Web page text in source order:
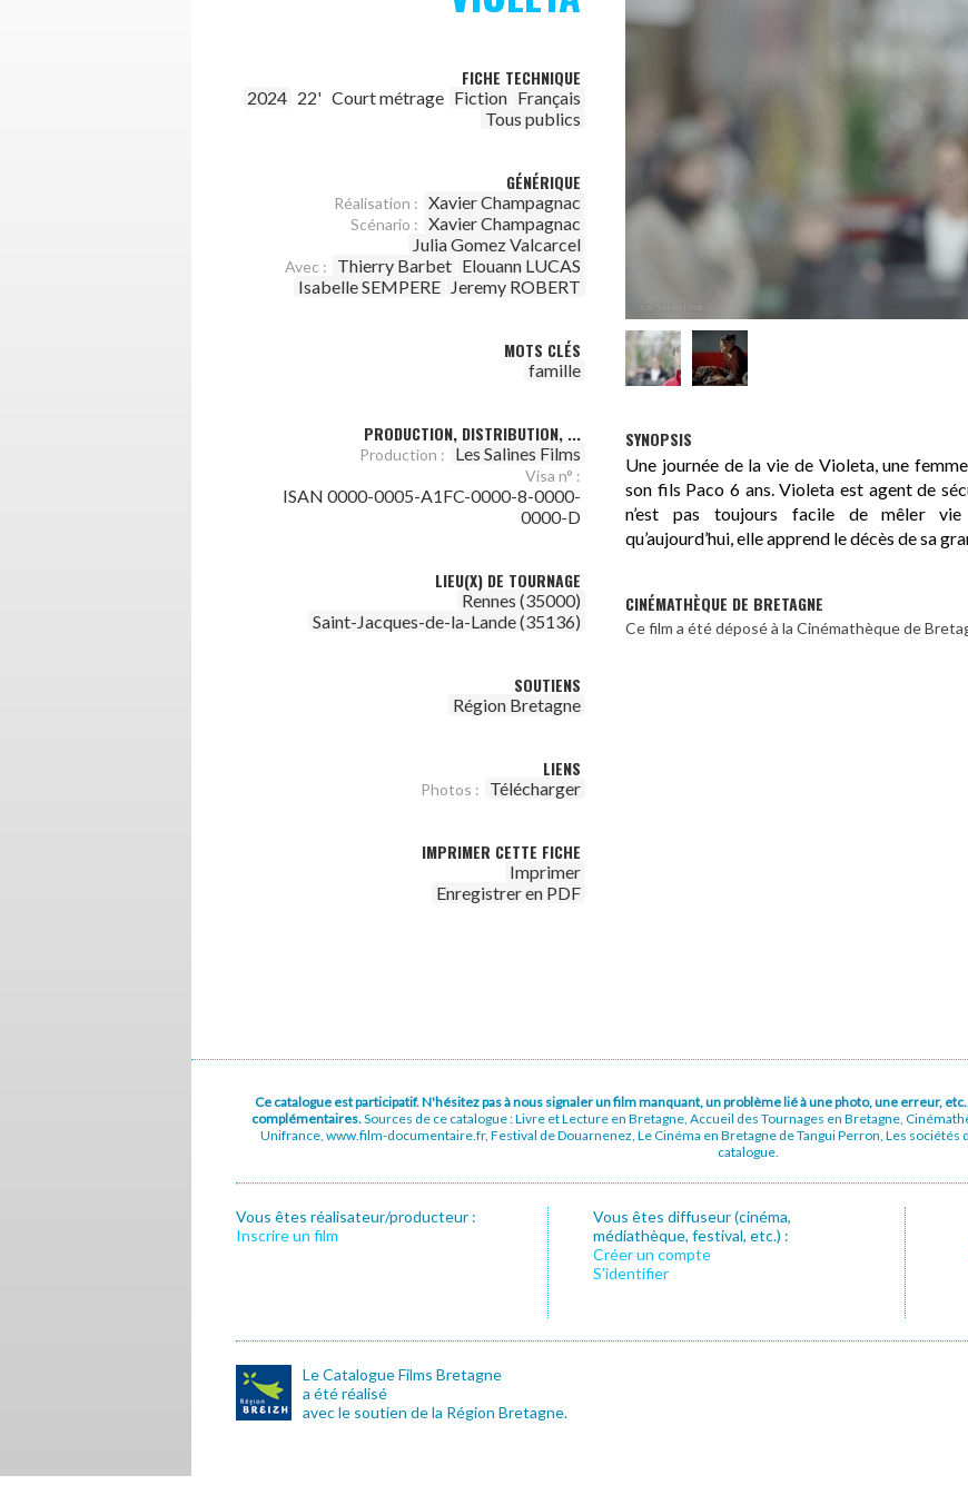
FICHE TECHNIQUE
2024 22' Court métrage Fiction Français
Tous publics
GÉNÉRIQUE
Réalisation : Xavier Champagnac
Scénario : Xavier Champagnac
Julia Gomez Valcarcel
Avec : Thierry Barbet Elouann LUCAS
Isabelle SEMPERE Jeremy ROBERT
MOTS CLÉS
famille
PRODUCTION, DISTRIBUTION, ...
Production : Les Salines Films
Visa n° :
ISAN 0000-0005-A1FC-0000-8-0000-
0000-D
LIEU(X) DE TOURNAGE
Rennes (35000)
Saint-Jacques-de-la-Lande (35136)
SOUTIENS
Région Bretagne
LIENS
Photos : Télécharger
IMPRIMER CETTE FICHE
Imprimer
Enregistrer en PDF
SYNOPSIS
Une journée de la vie de Violeta, une
son fils Paco 6 ans. Violeta est agent de
n’est pas toujours facile de mêler
qu’aujourd’hui, elle apprend le décès de sa
CINÉMATHÈQUE DE BRETAGNE
Ce film a été déposé à la Cinémathèque de
Ce catalogue est participatif. N'hésitez pas à nous signaler un film manquant, un problème lié à une photo, une erreur,
complémentaires.Sources de ce catalogue : Livre et Lecture en Bretagne, Accueil des Tournages en Bretagne,
Unifrance, www.film-documentaire.fr, Festival de Douarnenez, Le Cinéma en Bretagne de Tangui Perron, Les
catalogue.
Vous êtes réalisateur/producteur :
Inscrire un film
Vous êtes diffuseur (cinéma,
médiathèque, festival, etc.) :
Créer un compte
S’identifier
Le Catalogue Films Bretagne
a été réalisé
avec le soutien de la Région Bretagne.